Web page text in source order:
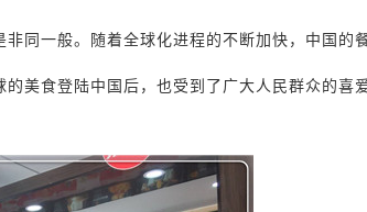
同一般。随着全球化进程的不断加快，中国的
美食登陆中国后，也受到了广大人民群众的喜